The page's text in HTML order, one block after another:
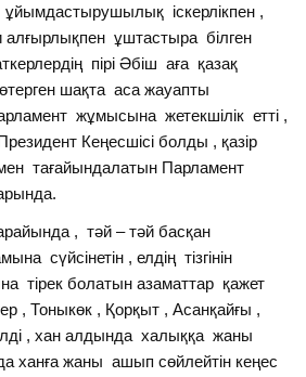
ұйымдастырушылық іскерлікпен ,
алғырлықпен ұштастыра білген
пірі Әбіш аға қазақ
шақта аса жауапты
жұмысына жетекшілік етті ,
Кеңесшісі болды , қазір
тағайындалатын Парламент
, тәй – тәй басқан
сүйсінетін , елдің тізгінін
тірек болатын азаматтар қажет
, Тоныкөк , Қорқыт , Асанқайғы ,
, хан алдында халыққа жаны
ханға жаны ашып сөйлейтін кеңес